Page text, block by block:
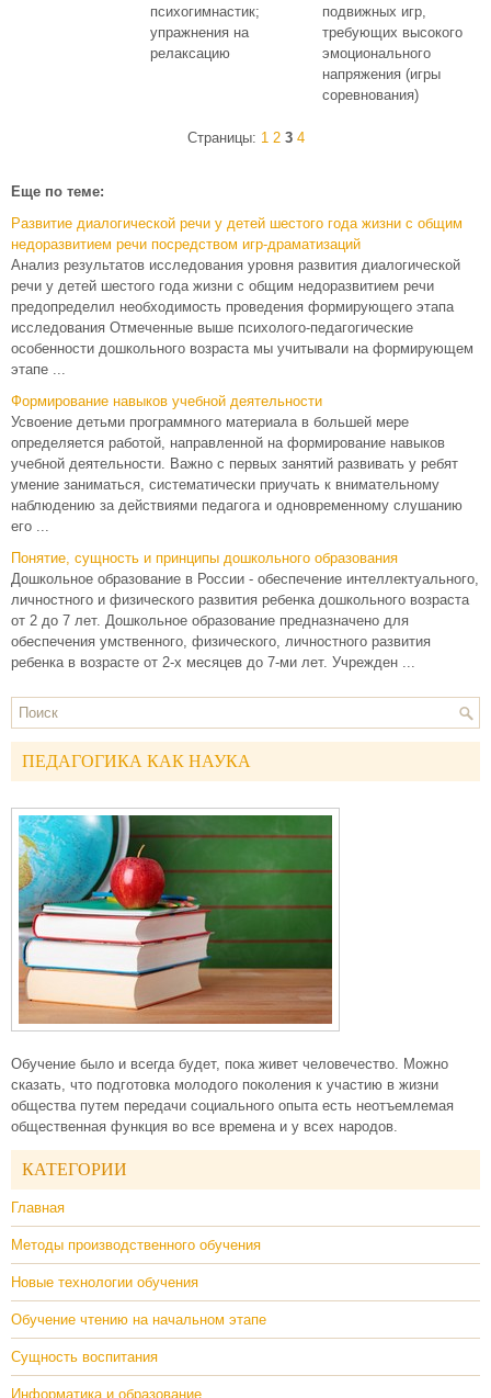
психогимнастик;
упражнения на
релаксацию
подвижных игр,
требующих высокого
эмоционального
напряжения (игры
соревнования)
Страницы: 1 2 3 4
Еще по теме:
Развитие диалогической речи у детей шестого года жизни с общим
недоразвитием речи посредством игр-драматизаций
Анализ результатов исследования уровня развития диалогической
речи у детей шестого года жизни с общим недоразвитием речи
предопределил необходимость проведения формирующего этапа
исследования Отмеченные выше психолого-педагогические
особенности дошкольного возраста мы учитывали на формирующем
этапе ...
Формирование навыков учебной деятельности
Усвоение детьми программного материала в большей мере
определяется работой, направленной на формирование навыков
учебной деятельности. Важно с первых занятий развивать у ребят
умение заниматься, систематически приучать к внимательному
наблюдению за действиями педагога и одновременному слушанию
его ...
Понятие, сущность и принципы дошкольного образования
Дошкольное образование в России - обеспечение интеллектуального,
личностного и физического развития ребенка дошкольного возраста
от 2 до 7 лет. Дошкольное образование предназначено для
обеспечения умственного, физического, личностного развития
ребенка в возрасте от 2-х месяцев до 7-ми лет. Учрежден ...
ПЕДАГОГИКА КАК НАУКА
Обучение было и всегда будет, пока живет человечество. Можно
сказать, что подготовка молодого поколения к участию в жизни
общества путем передачи социального опыта есть неотъемлемая
общественная функция во все времена и у всех народов.
КАТЕГОРИИ
Главная
Методы производственного обучения
Новые технологии обучения
Обучение чтению на начальном этапе
Сущность воспитания
Информатика и образование